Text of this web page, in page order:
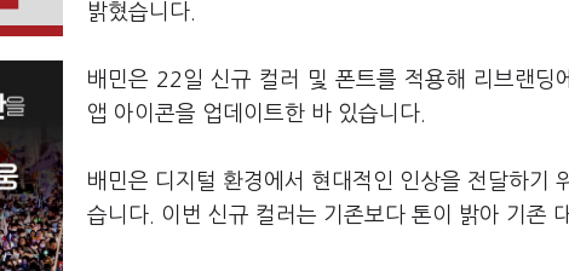
밝혔습니다.
배민은 22일 신규 컬러 및 폰트를 적용해 리브랜딩
앱 아이콘을 업데이트한 바 있습니다.
배민은 디지털 환경에서 현대적인 인상을 전달하기
습니다. 이번 신규 컬러는 기존보다 톤이 밝아 기존